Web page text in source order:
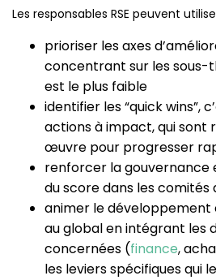
Les responsables RSE peuvent
prioriser les axes
concentrant sur les sous-
est le plus faible
identifier les “quick wins”,
actions à impact, qui sont
œuvre pour progresser
renforcer la gouvernance
du score dans les comités
animer le développement
au global en intégrant les
concernées (finance,
les leviers spécifiques qui